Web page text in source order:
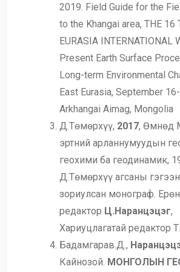
2019. Field Guide for the
to the Khangai area, THE 16
EURASIA INTERNATIONAL
Present Earth Surface
Long-term Environmental
East Eurasia, September
Arkhangai Aimag, Mongolia
Д.Төмөрхүү, 2017, Өмнөд
эртний арланнумуудын
геохими ба геодинамик,
Д.Төмөрхүү агсаны
зориулсан монограф.
редактор Ц.Наранцэцэг,
Хариуцлагатай редактор
Бадамгарав.Д.,
Кайнозой. МОНГОЛЫН